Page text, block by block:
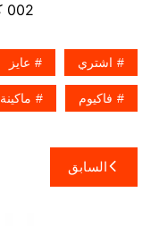
002 كود مصر قبل الرقم
اشتري عايز
فاكيوم ماكينة
تصفّح
المقالات
السابق